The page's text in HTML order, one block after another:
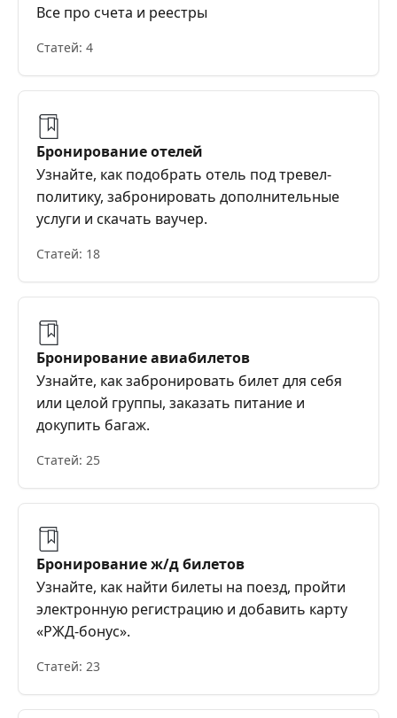
Все про счета и реестры
Статей: 4
Бронирование отелей
Узнайте, как подобрать отель под тревел-
политику, забронировать дополнительные
услуги и скачать ваучер.
Статей: 18
Бронирование авиабилетов
Узнайте, как забронировать билет для себя
или целой группы, заказать питание и
докупить багаж.
Статей: 25
Бронирование ж/д билетов
Узнайте, как найти билеты на поезд, пройти
электронную регистрацию и добавить карту
«РЖД-бонус».
Статей: 23